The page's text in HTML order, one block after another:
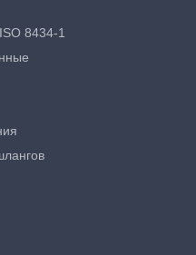
8434-1